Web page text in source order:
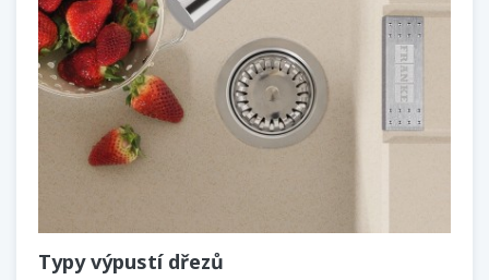
Typy výpustí dřezů